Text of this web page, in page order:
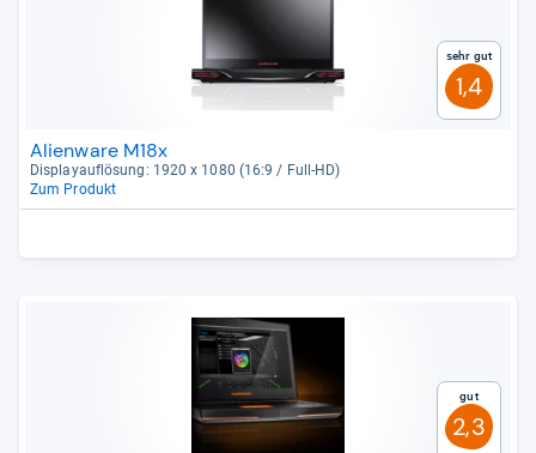
Sehr gut
1,4
Alienware M18x
Dis­pla­yauf­lö­sung: 1920 x 1080 (16:9 / Full-​HD)
Zum Produkt
Gut
2,3